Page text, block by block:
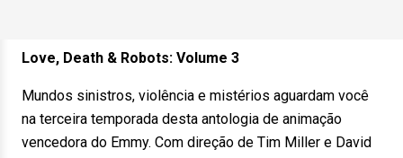
Love, Death & Robots: Volume 3
Mundos sinistros, violência e mistérios aguardam você
na terceira temporada desta antologia de animação
vencedora do Emmy. Com direção de Tim Miller e David